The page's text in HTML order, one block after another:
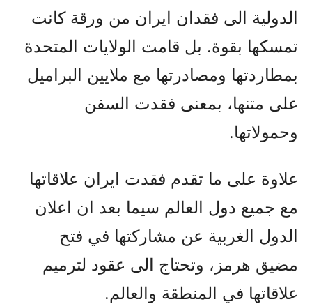
الدولية الى فقدان ايران من ورقة كانت
تمسكها بقوة. بل قامت الولايات المتحدة
بمطاردتها ومصادرتها مع ملايين البراميل
على متنها، بمعنى فقدت السفن
وحمولاتها.
علاوة على ما تقدم فقدت ايران علاقاتها
مع جميع دول العالم سيما بعد ان اعلان
الدول الغربية عن مشاركتها في فتح
مضيق هرمز، وتحتاج الى عقود لترميم
علاقاتها في المنطقة والعالم.